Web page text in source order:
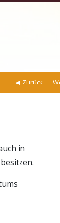
Zurück
in